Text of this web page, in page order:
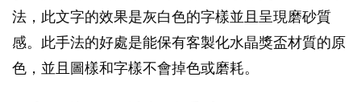
法，此文字的效果是灰白色的字樣並且呈現磨砂質
感。此手法的好處是能保有客製化水晶獎盃材質的原
色，並且圖樣和字樣不會掉色或磨耗。